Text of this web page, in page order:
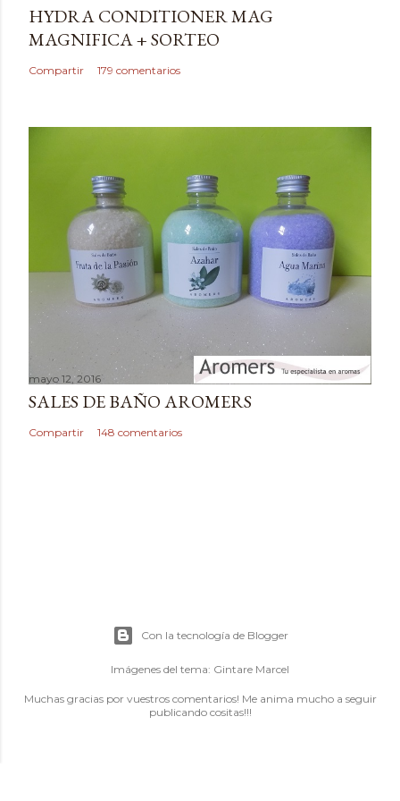
u
n
c
o
HYDRA CONDITIONER MAG
MAGNIFICA + SORTEO
Compartir 179 comentarios
mayo 12, 2016
SALES DE BAÑO AROMERS
Compartir 148 comentarios
Con la tecnología de Blogger
Imágenes del tema: Gintare Marcel
Muchas gracias por vuestros comentarios! Me anima mucho a seguir
publicando cositas!!!